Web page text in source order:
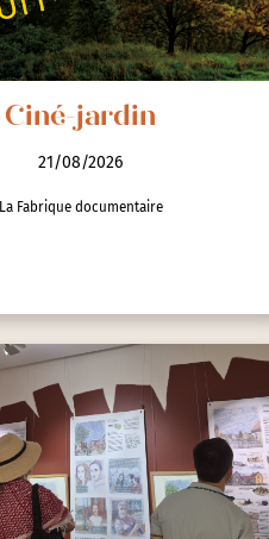
Ateliers
Cinéma
Conférences
Cycle de rencontres
Evenements publics
Expositions
Randonnées
Spectacle et performances
Visites
Voyage d'études
Ciné-jardin
21/08/2026
La Fabrique documentaire